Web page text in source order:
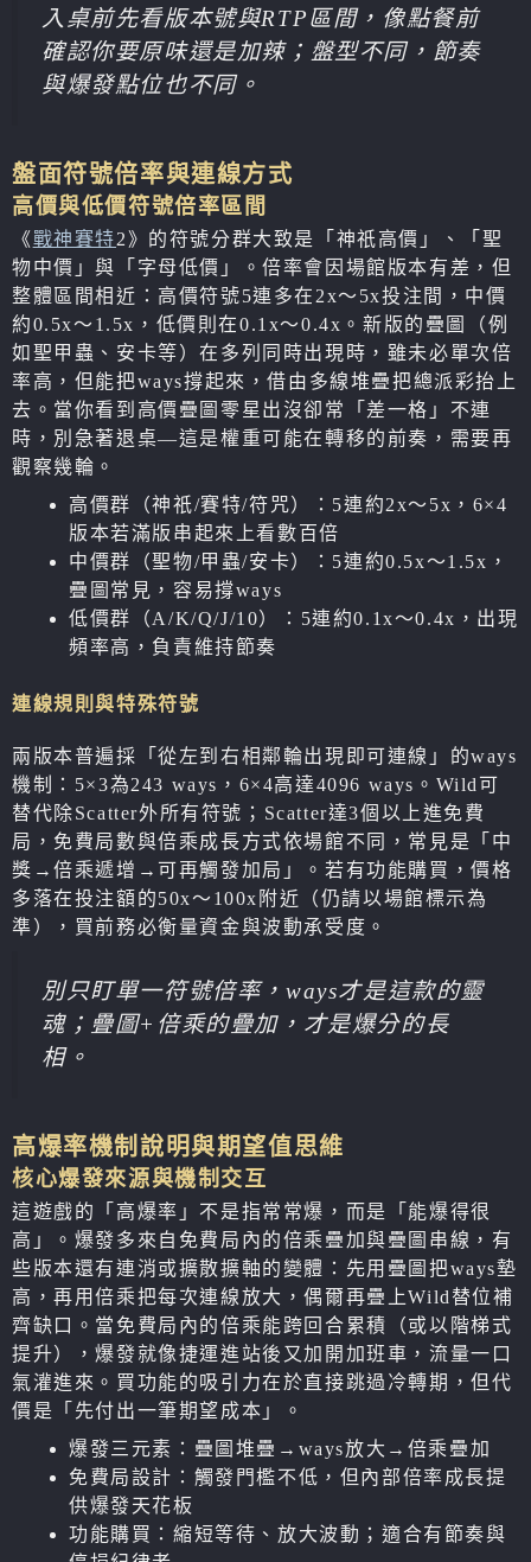
入桌前先看版本號與RTP區間，像點餐前
確認你要原味還是加辣；盤型不同，節奏
與爆發點位也不同。
盤面符號倍率與連線方式
高價與低價符號倍率區間
《戰神賽特2》的符號分群大致是「神祇高價」、「聖
物中價」與「字母低價」。倍率會因場館版本有差，但
整體區間相近：高價符號5連多在2x～5x投注間，中價
約0.5x～1.5x，低價則在0.1x～0.4x。新版的疊圖（例
如聖甲蟲、安卡等）在多列同時出現時，雖未必單次倍
率高，但能把ways撐起來，借由多線堆疊把總派彩抬上
去。當你看到高價疊圖零星出沒卻常「差一格」不連
時，別急著退桌—這是權重可能在轉移的前奏，需要再
觀察幾輪。
高價群（神祇/賽特/符咒）：5連約2x～5x，6×4
版本若滿版串起來上看數百倍
中價群（聖物/甲蟲/安卡）：5連約0.5x～1.5x，
疊圖常見，容易撐ways
低價群（A/K/Q/J/10）：5連約0.1x～0.4x，出現
頻率高，負責維持節奏
連線規則與特殊符號
兩版本普遍採「從左到右相鄰輪出現即可連線」的ways
機制：5×3為243 ways，6×4高達4096 ways。Wild可
替代除Scatter外所有符號；Scatter達3個以上進免費
局，免費局數與倍乘成長方式依場館不同，常見是「中
獎→倍乘遞增→可再觸發加局」。若有功能購買，價格
多落在投注額的50x～100x附近（仍請以場館標示為
準），買前務必衡量資金與波動承受度。
別只盯單一符號倍率，ways才是這款的靈
魂；疊圖+倍乘的疊加，才是爆分的長
相。
高爆率機制說明與期望值思維
核心爆發來源與機制交互
這遊戲的「高爆率」不是指常常爆，而是「能爆得很
高」。爆發多來自免費局內的倍乘疊加與疊圖串線，有
些版本還有連消或擴散擴軸的變體：先用疊圖把ways墊
高，再用倍乘把每次連線放大，偶爾再疊上Wild替位補
齊缺口。當免費局內的倍乘能跨回合累積（或以階梯式
提升），爆發就像捷運進站後又加開加班車，流量一口
氣灌進來。買功能的吸引力在於直接跳過冷轉期，但代
價是「先付出一筆期望成本」。
爆發三元素：疊圖堆疊→ways放大→倍乘疊加
免費局設計：觸發門檻不低，但內部倍率成長提
供爆發天花板
功能購買：縮短等待、放大波動；適合有節奏與